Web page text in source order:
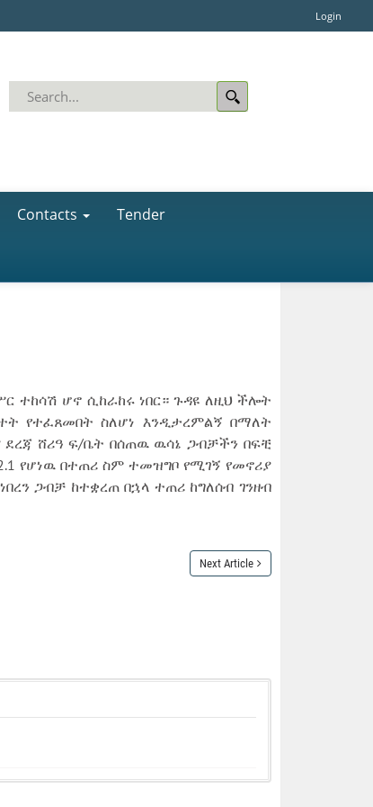
Login
Contacts Tender
ተከሳሽ ሆኖ ሲከራከሩ ነበር። ጉዳዩ ለዚህ ችሎት
የተፈጸመበት ስለሆነ እንዲታረምልኝ በማለት
ሸሪዓ ፍ/ቤት በሰጠዉ ዉሳኔ ጋብቻችን በፍቺ
የሆነዉ በተጠሪ ስም ተመዝግቦ የሚገኝ የመኖሪያ
ጋብቻ ከተቋረጠ በኋላ ተጠሪ ከግለሰብ ገንዘብ
Next Article